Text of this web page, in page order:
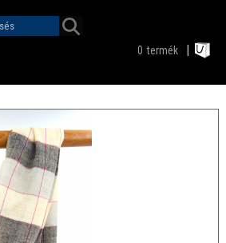
0 termék